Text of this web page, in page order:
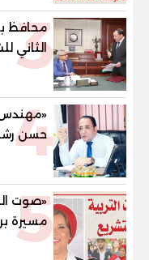
3
محافظ
الثاني
والنور
4
«مهندس
حسن
"خارطة
5
«صوت
مسيرة